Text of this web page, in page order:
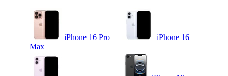
iPhone 16 Pro
Max
iPhone 16